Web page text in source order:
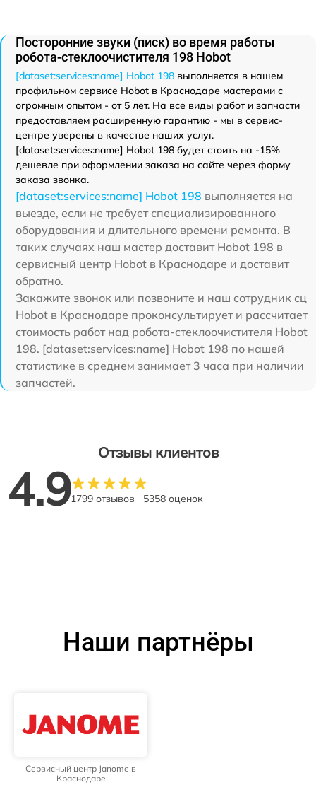
Посторонние звуки (писк) во время работы
робота-стеклоочистителя 198 Hobot
[dataset:services:name] Hobot 198 выполняется в нашем
профильном сервисе Hobot в Краснодаре мастерами с
огромным опытом - от 5 лет. На все виды работ и запчасти
предоставляем расширенную гарантию - мы в сервис-
центре уверены в качестве наших услуг.
[dataset:services:name] Hobot 198 будет стоить на -15%
дешевле при оформлении заказа на сайте через форму
заказа звонка.
[dataset:services:name] Hobot 198 выполняется на
выезде, если не требует специализированного
оборудования и длительного времени ремонта. В
таких случаях наш мастер доставит Hobot 198 в
сервисный центр Hobot в Краснодаре и доставит
обратно.
Закажите звонок или позвоните и наш сотрудник сц
Hobot в Краснодаре проконсультирует и рассчитает
стоимость работ над робота-стеклоочистителя Hobot
198. [dataset:services:name] Hobot 198 по нашей
статистике в среднем занимает 3 часа при наличии
запчастей.
Отзывы клиентов
4.91799 отзывов 5358 оценок
Наши партнёры
Сервисный центр Janome в
Краснодаре